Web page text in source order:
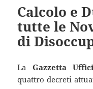
Calcolo e
tutte le
di
La Gazzetta
quattro decreti